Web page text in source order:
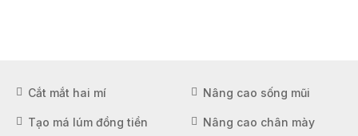
Cắt mắt hai mí Nâng cao sống mũi
Tạo má lúm đồng tiền Nâng cao chân mày